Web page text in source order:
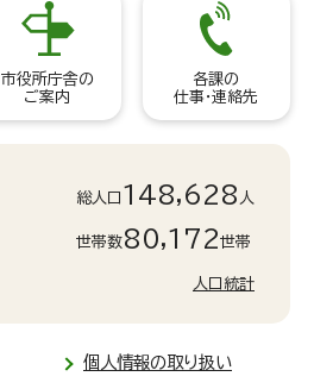
市役所庁舎の
ご案内
各課の
仕事・連絡先
総人口 148,628 人
世帯数80,172世帯
人口統計
個人情報の取り扱い